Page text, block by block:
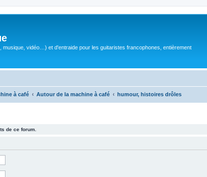
musique, vidéo…) et d'entraide pour les guitaristes francophones, entièrement
à café Autour de la machine à café humour, histoires drôles
de ce forum.